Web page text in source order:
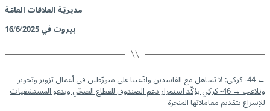
مديريّة العلاقات العامّة
بيروت في 16/6/2025
← 44- كركي: لا تساهل مع الفاسدين وادّعينا على متورّطين في أعمال تزوير وتحوير
وتلاعب→ 46- كركي يؤكّد استمرار دعم الصندوق للقطاع الصحّي ويدعو المستشفيات
للإسراع بتقديم معاملاتها المنجزة